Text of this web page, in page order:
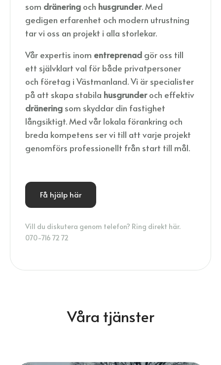
som dränering och husgrunder. Med
gedigen erfarenhet och modern utrustning
tar vi oss an projekt i alla storlekar.
Vår expertis inom entreprenad gör oss till
ett självklart val för både privatpersoner
och företag i Västmanland. Vi är specialister
på att skapa stabila husgrunderoch effektiv
dränering som skyddar din fastighet
långsiktigt. Med vår lokala förankring och
breda kompetens ser vi till att varje projekt
genomförs professionellt från start till mål.
Få hjälp här
Vill du diskutera genom telefon? Ring direkt här.
070-716 72 72
Våra tjänster